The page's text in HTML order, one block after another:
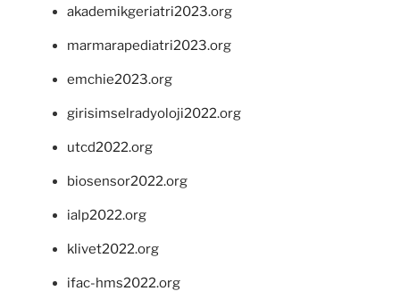
akademikgeriatri2023.org
marmarapediatri2023.org
emchie2023.org
girisimselradyoloji2022.org
utcd2022.org
biosensor2022.org
ialp2022.org
klivet2022.org
ifac-hms2022.org